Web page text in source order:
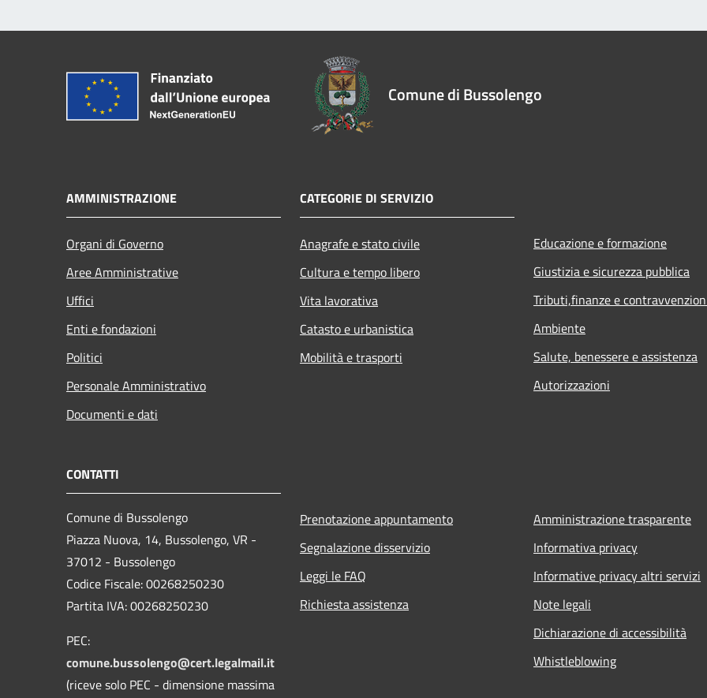
Comune di Bussolengo
AMMINISTRAZIONE
Organi di Governo
Aree Amministrative
Uffici
Enti e fondazioni
Politici
Personale Amministrativo
Documenti e dati
CATEGORIE DI SERVIZIO
Anagrafe e stato civile
Cultura e tempo libero
Vita lavorativa
Catasto e urbanistica
Mobilità e trasporti
Educazione e formazione
Giustizia e sicurezza pubblica
Tributi,finanze e
Ambiente
Salute, benessere e assistenza
Autorizzazioni
CONTATTI
Comune di Bussolengo
Piazza Nuova, 14, Bussolengo, VR -
37012 - Bussolengo
Codice Fiscale: 00268250230
Partita IVA: 00268250230
PEC:
comune.bussolengo@cert.legalmail.it
(riceve solo PEC - dimensione massima
Prenotazione appuntamento
Segnalazione disservizio
Leggi le FAQ
Richiesta assistenza
Amministrazione trasparente
Informativa privacy
Informative privacy altri servizi
Note legali
Dichiarazione di accessibilità
Whistleblowing